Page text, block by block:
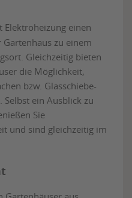
Elektroheizung einen
zu einem
Gleichzeitig bieten
die Möglichkeit,
bzw. Glasschiebe-
ein Ausblick zu
Sie
und sind gleichzeitig im